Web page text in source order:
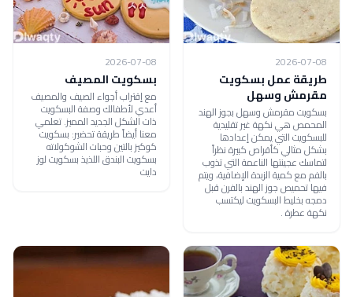
2026-07-08
طريقة عمل بسكويت
مقرمش وسهل
بسكويت مقرمش وسهل بجوز الهند
المحمص هي نكهة غير تقليدية
للبسكويت التي يمكن إعدادها
بشكل مثالي كأقراص كبيرة نظراً
لتماسك عجينتها الناعمة التي تذوب
بالفم مع كمية الزبدة الإضافية، ويتم
فيها تحميص جوز الهند بالفرن قبل
دمجه بخليط البسكويت ليكتسب
نكهة عطرة .
2026-07-08
بسكويت المصيف
مع إقتراب أجواء الصيف والمصيف
أعدي لأطفالك وصفة البسكويت
ذات الشكل الجديد المميز. تعلمي
معنا أيضاً طريقة تحضير: بسكويت
كوكيز بالتين وحبات الشوكولاته
بسكويت البندق اللذيذ بسكويت لوز
دايت